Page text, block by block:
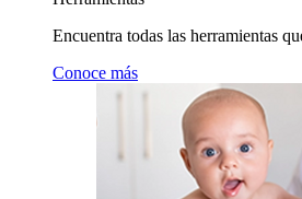
Encuentra todas las herramientas
Conoce más